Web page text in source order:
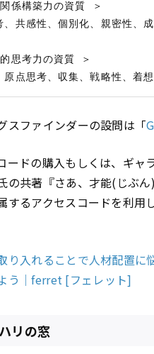
係構築力の資質 ＞
、共感性、個別化、親密性、
思考力の資質 ＞
スファインダーの設問は「
ードの購入もしくは、ギャ
の共著『さあ、才能(じぶ
するアクセスコードを利用し
り入れることで人材配置に
う｜ferret [フェレット]
リの窓